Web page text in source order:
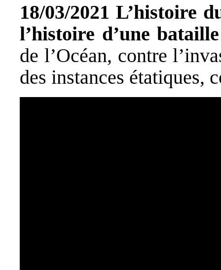
18/03/2021 L’histoire
l’histoire d’une
de l’Océan, contre
des instances étatiques,